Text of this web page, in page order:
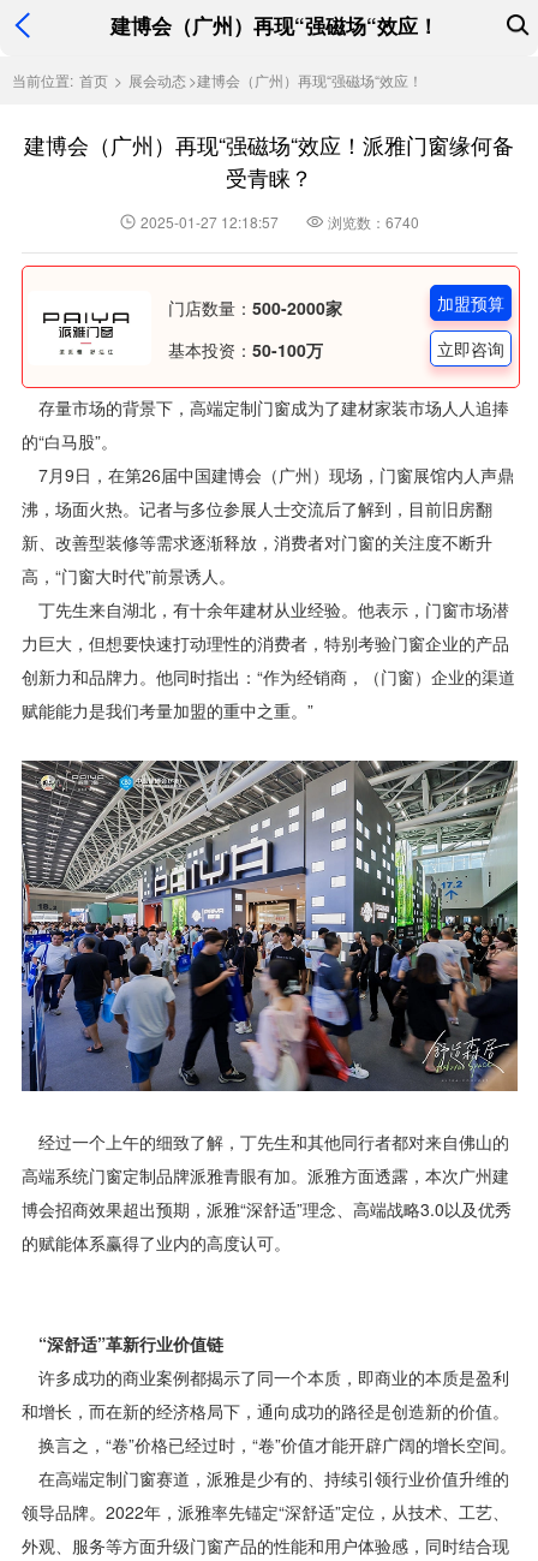
建博会（广州）再现“强磁场“效应！
当前位置: 首页 > 展会动态 >建博会（广州）再现“强磁场“效应！
建博会（广州）再现“强磁场“效应！派雅门窗缘何备
受青睐？
2025-01-27 12:18:57 浏览数：6740
门店数量： 500-2000家
基本投资： 50-100万
加盟预算
立即咨询
存量市场的背景下，高端定制门窗成为了建材家装市场人人追捧
的“白马股”。
7月9日，在第26届中国建博会（广州）现场，门窗展馆内人声鼎
沸，场面火热。记者与多位参展人士交流后了解到，目前旧房翻
新、改善型装修等需求逐渐释放，消费者对门窗的关注度不断升
高，“门窗大时代”前景诱人。
丁先生来自湖北，有十余年建材从业经验。他表示，门窗市场潜
力巨大，但想要快速打动理性的消费者，特别考验门窗企业的产品
创新力和品牌力。他同时指出：“作为经销商，（门窗）企业的渠道
赋能能力是我们考量加盟的重中之重。”
经过一个上午的细致了解，丁先生和其他同行者都对来自佛山的
高端系统门窗定制品牌派雅青眼有加。派雅方面透露，本次广州建
博会招商效果超出预期，派雅“深舒适”理念、高端战略3.0以及优秀
的赋能体系赢得了业内的高度认可。
“深舒适”革新行业价值链
许多成功的商业案例都揭示了同一个本质，即商业的本质是盈利
和增长，而在新的经济格局下，通向成功的路径是创造新的价值。
换言之，“卷”价格已经过时，“卷”价值才能开辟广阔的增长空间。
在高端定制门窗赛道，派雅是少有的、持续引领行业价值升维的
领导品牌。2022年，派雅率先锚定“深舒适”定位，从技术、工艺、
外观、服务等方面升级门窗产品的性能和用户体验感，同时结合现